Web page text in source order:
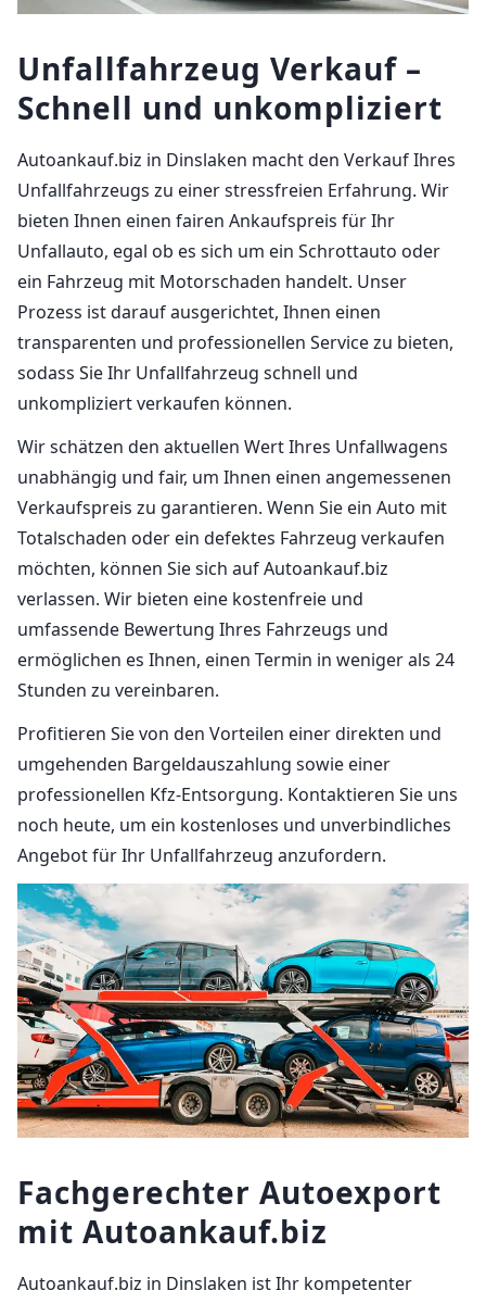
Unfallfahrzeug Verkauf –
Schnell und unkompliziert
Autoankauf.biz in Dinslaken macht den Verkauf Ihres
Unfallfahrzeugs zu einer stressfreien Erfahrung. Wir
bieten Ihnen einen fairen Ankaufspreis für Ihr
Unfallauto, egal ob es sich um ein Schrottauto oder
ein Fahrzeug mit Motorschaden handelt. Unser
Prozess ist darauf ausgerichtet, Ihnen einen
transparenten und professionellen Service zu bieten,
sodass Sie Ihr Unfallfahrzeug schnell und
unkompliziert verkaufen können.
Wir schätzen den aktuellen Wert Ihres Unfallwagens
unabhängig und fair, um Ihnen einen angemessenen
Verkaufspreis zu garantieren. Wenn Sie ein Auto mit
Totalschaden oder ein defektes Fahrzeug verkaufen
möchten, können Sie sich auf Autoankauf.biz
verlassen. Wir bieten eine kostenfreie und
umfassende Bewertung Ihres Fahrzeugs und
ermöglichen es Ihnen, einen Termin in weniger als 24
Stunden zu vereinbaren.
Profitieren Sie von den Vorteilen einer direkten und
umgehenden Bargeldauszahlung sowie einer
professionellen Kfz-Entsorgung. Kontaktieren Sie uns
noch heute, um ein kostenloses und unverbindliches
Angebot für Ihr Unfallfahrzeug anzufordern.
Fachgerechter Autoexport
mit Autoankauf.biz
Autoankauf.biz in Dinslaken ist Ihr kompetenter